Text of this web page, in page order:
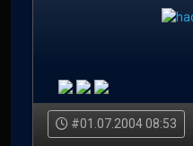
#01.07.2004 08:53